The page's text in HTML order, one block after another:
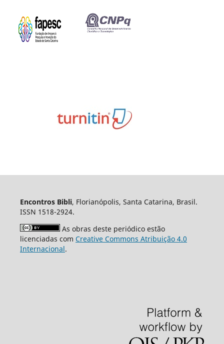
Encontros Bibli, Florianópolis, Santa Catarina, Brasil.
ISSN 1518-2924.
As obras deste periódico estão
licenciadas com Creative Commons Atribuição 4.0
Internacional.